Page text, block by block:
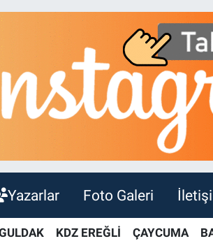
Yazarlar Foto Galeri
KDZ EREĞLİ ÇAYCUMA